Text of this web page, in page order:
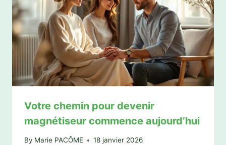
Votre chemin pour devenir
magnétiseur commence aujourd’hui
By Marie PACÔME 18 janvier 2026